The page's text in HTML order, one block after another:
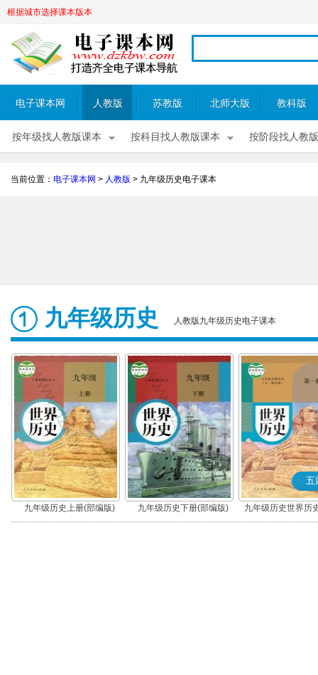
根据城市选择课本版本
电子课本网 人教版 苏教版 北师大版 教科版
按年级找人教版课本 按科目找人教版课本 按阶段找人教
当前位置： 电子课本网 > 人教版 > 九年级历史电子课本
九年级历史 人教版九年级历史电子课本
九年级历史上册(部编版) 九年级历史下册(部编版)
五
九年级历史世界历
(部编版)